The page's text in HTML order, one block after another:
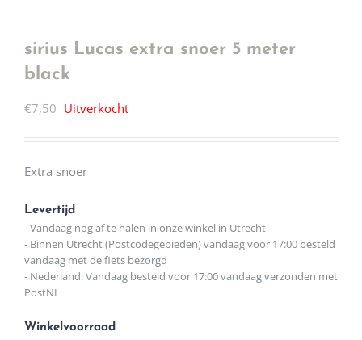
sirius Lucas extra snoer 5 meter
black
€7,50 Uitverkocht
Extra snoer
Levertijd
- Vandaag nog af te halen in onze winkel in Utrecht
- Binnen Utrecht (Postcodegebieden) vandaag voor 17:00 besteld
vandaag met de fiets bezorgd
- Nederland: Vandaag besteld voor 17:00 vandaag verzonden met
PostNL
Winkelvoorraad